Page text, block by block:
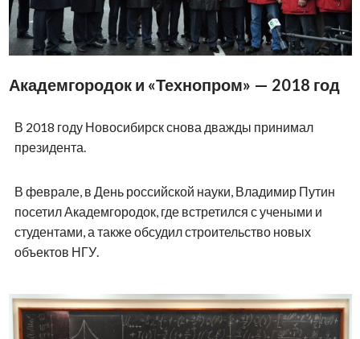
Академгородок и «Технопром» — 2018 год
В 2018 году Новосибирск снова дважды принимал
президента.
В феврале, в День российской науки, Владимир Путин
посетил Академгородок, где встретился с учеными и
студентами, а также обсудил строительство новых
объектов НГУ.